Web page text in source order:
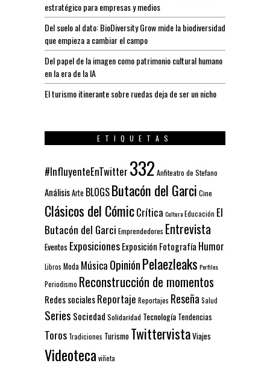
estratégico para empresas y medios
Del suelo al dato: BioDiversity Grow mide la biodiversidad
que empieza a cambiar el campo
Del papel de la imagen como patrimonio cultural humano
en la era de la IA
El turismo itinerante sobre ruedas deja de ser un nicho
ETIQUETAS
#InfluyenteEnTwitter 332 Anfiteatro de Stefano
AnálisisArte BLOGSButacón del Garci Cine
Clásicos del CómicCrítica CulturaEducación El
Butacón del Garci Emprendedores Entrevista
Eventos ExposicionesExposición Fotografía Humor
Libros Moda Música OpiniónPelaezleaks Perfiles
Periodismo Reconstrucción de momentos
Redes socialesReportaje Reportajes Reseña Salud
Series Sociedad Solidaridad Tecnología Tendencias
Toros Tradiciones Turismo TwittervistaViajes
Videoteca viñeta